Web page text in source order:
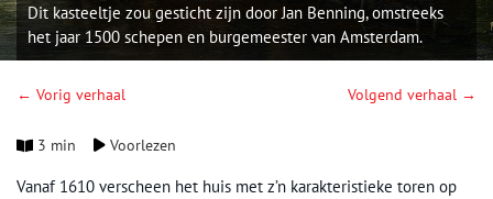
Dit kasteeltje zou gesticht zijn door Jan Ben­ning, omstreeks
het jaar 1500 schepen en burgemeester van Amsterdam.
← Vorig verhaal Volgend verhaal →
3 min Voorlezen
Vanaf 1610 ver­scheen het huis met z’n karakteristieke toren op